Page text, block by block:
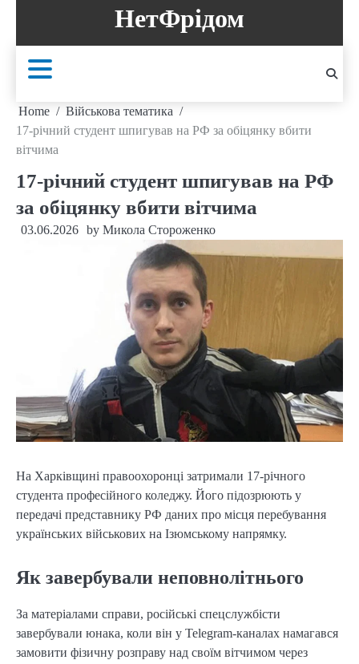
content
НетФрідом
Home
Військова тематика
17-річний студент шпигував на РФ за обіцянку вбити
вітчима
17-річний студент шпигував на РФ
за обіцянку вбити вітчима
03.06.2026 by Микола Стороженко
На Харківщині правоохоронці затримали 17-річного
студента професійного коледжу. Його підозрюють у
передачі представнику РФ даних про місця перебування
українських військових на Ізюмському напрямку.
Як завербували неповнолітнього
За матеріалами справи, російські спецслужбісти
завербували юнака, коли він у Telegram-каналах намагався
замовити фізичну розправу над своїм вітчимом через